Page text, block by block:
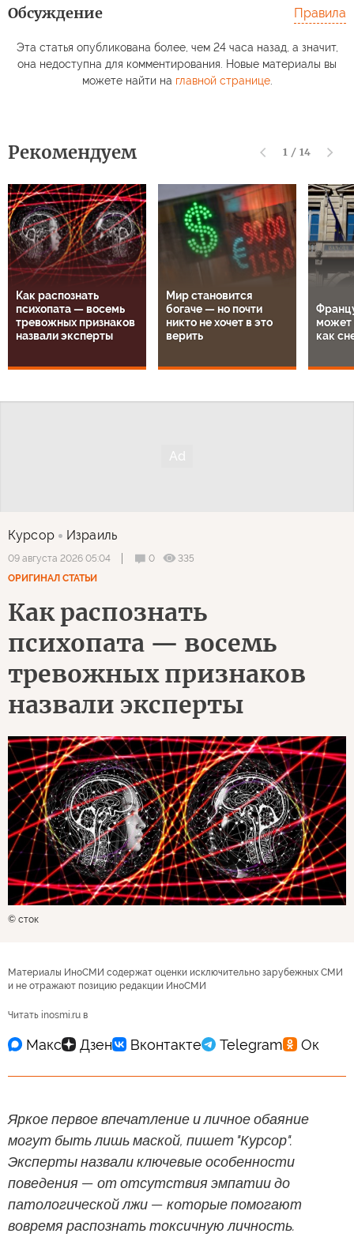
Обсуждение Правила
Эта статья опубликована более, чем 24 часа назад, а значит,
она недоступна для комментирования. Новые материалы вы
можете найти на главной странице.
Рекомендуем 1 / 14
Как распознать
психопата — восемь
тревожных признаков
назвали эксперты
Мир становится
богаче — но почти
никто не хочет в это
верить
может
как
Курсор Израиль
09 августа 2026 05:04 0
335
ОРИГИНАЛ СТАТЬИ
Как распознать
психопата — восемь
тревожных признаков
назвали эксперты
© сток
Материалы ИноСМИ содержат оценки исключительно зарубежных СМИ
и не отражают позицию редакции ИноСМИ
Читать inosmi.ru в
Яркое первое впечатление и личное обаяние
могут быть лишь маской, пишет "Курсор".
Эксперты назвали ключевые особенности
поведения — от отсутствия эмпатии до
патологической лжи — которые помогают
вовремя распознать токсичную личность.